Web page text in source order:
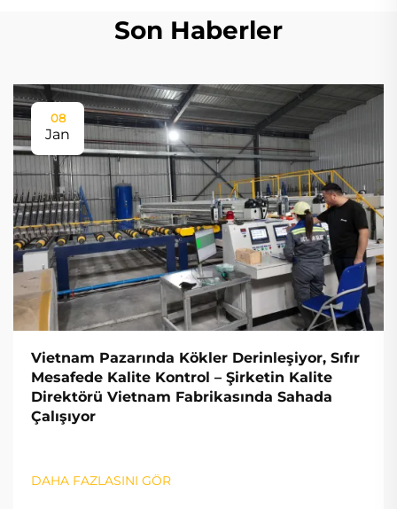
Son Haberler
08
Jan
Vietnam Pazarında Kökler Derinleşiyor, Sıfır
Mesafede Kalite Kontrol – Şirketin Kalite
Direktörü Vietnam Fabrikasında Sahada
Çalışıyor
DAHA FAZLASINI GÖR